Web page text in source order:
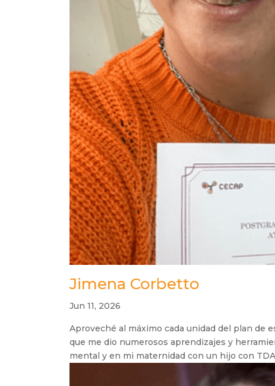
Jimena Corbetto
Jun 11, 2026
Aproveché al máximo cada unidad del plan de
que me dio numerosos aprendizajes y
mental y en mi maternidad con un hijo con